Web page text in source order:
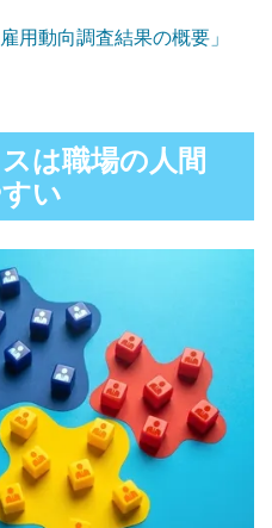
る
化させる
意する
と組織の成長を促進
用動向調査結果の概要」
は職場の人間
い